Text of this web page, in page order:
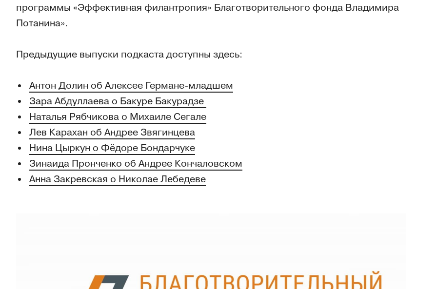
программы «Эффективная филантропия» Благотворительного фонда Владимира
Потанина».
Предыдущие выпуски подкаста доступны здесь:
Антон Долин об Алексее Германе-младшем
Зара Абдуллаева о Бакуре Бакурадзе
Наталья Рябчикова о Михаиле Сегале
Лев Карахан об Андрее Звягинцева
Нина Цыркун о Фёдоре Бондарчуке
Зинаида Пронченко об Андрее Кончаловском
Анна Закревская о Николае Лебедеве